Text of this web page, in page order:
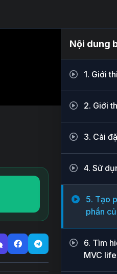
Nội dung
1. Giới
2. Giới
3. Cài
4. Sử
5. Tạo
phần
6. Tìm
MVC